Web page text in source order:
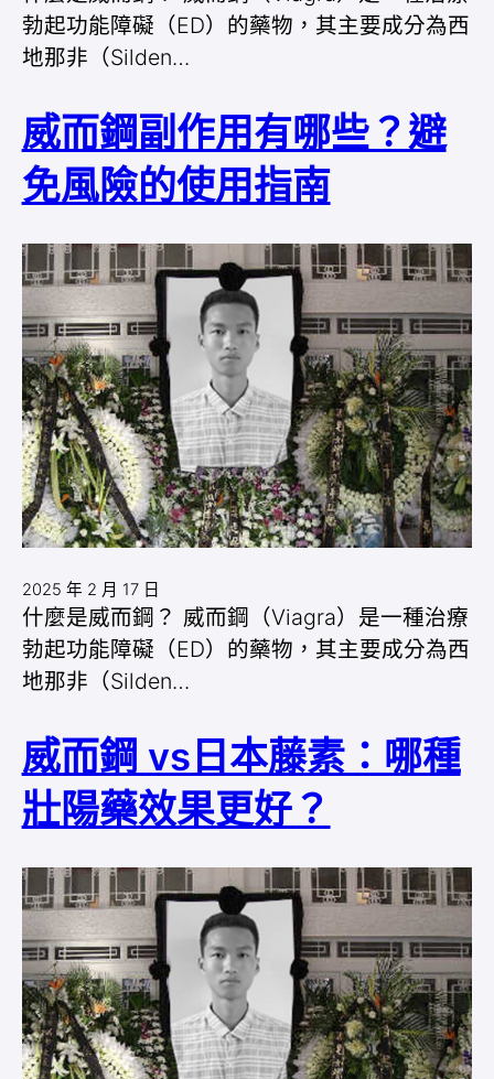
勃起功能障礙（ED）的藥物，其主要成分為西
地那非（Silden…
威而鋼副作用有哪些？避
免風險的使用指南
2025 年 2 月 17 日
什麼是威而鋼？ 威而鋼（Viagra）是一種治療
勃起功能障礙（ED）的藥物，其主要成分為西
地那非（Silden…
威而鋼 vs日本藤素：哪種
壯陽藥效果更好？